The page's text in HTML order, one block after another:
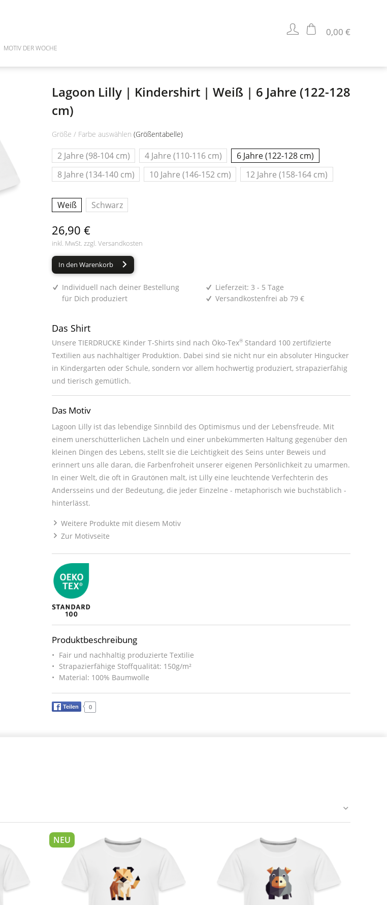
MOTIV DER WOCHE
0,00 €
Lagoon Lilly | Kindershirt | Weiß | 6 Jahre (122-128
cm)
Größe / Farbe auswählen (Größentabelle)
2 Jahre (98-104 cm) 4 Jahre (110-116 cm)
6 Jahre (122-128 cm)
8 Jahre (134-140 cm)
10 Jahre (146-152 cm) 12 Jahre (158-164 cm)
Weiß Schwarz
26,90 €
inkl. MwSt. zzgl. Versandkosten
In den Warenkorb
Individuell nach deiner Bestellung
für Dich produziert
Lieferzeit: 3 - 5 Tage
Versandkostenfrei ab 79 €
Das Shirt
Unsere TIERDRUCKE Kinder T-Shirts sind nach Öko-Tex® Standard 100 zertifizierte
Textilien aus nachhaltiger Produktion. Dabei sind sie nicht nur ein absoluter Hingucker
in Kindergarten oder Schule, sondern vor allem hochwertig produziert, strapazierfähig
und tierisch gemütlich.
Das Motiv
Lagoon Lilly ist das lebendige Sinnbild des Optimismus und der Lebensfreude. Mit
einem unerschütterlichen Lächeln und einer unbekümmerten Haltung gegenüber den
kleinen Dingen des Lebens, stellt sie die Leichtigkeit des Seins unter Beweis und
erinnert uns alle daran, die Farbenfroheit unserer eigenen Persönlichkeit zu umarmen.
In einer Welt, die oft in Grautönen malt, ist Lilly eine leuchtende Verfechterin des
Andersseins und der Bedeutung, die jeder Einzelne - metaphorisch wie buchstäblich -
hinterlässt.
Weitere Produkte mit diesem Motiv
Zur Motivseite
Produktbeschreibung
Fair und nachhaltig produzierte Textilie
Strapazierfähige Stoffqualität: 150g/m²
Material: 100% Baumwolle
Teilen 0
NEU